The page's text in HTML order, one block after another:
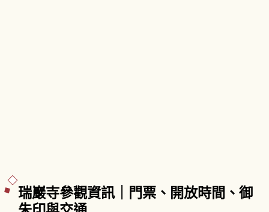
瑞巖寺參觀資訊｜門票、開放時間、御